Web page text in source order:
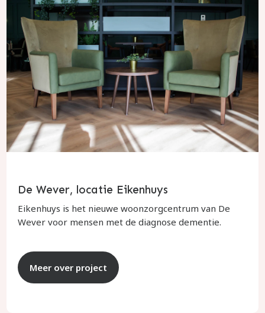
De Wever, locatie Eikenhuys
Eikenhuys is het nieuwe woonzorgcentrum van De
Wever voor mensen met de diagnose dementie.
Meer over project